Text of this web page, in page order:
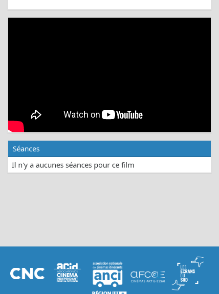
Séances
Il n'y a aucunes séances pour ce film